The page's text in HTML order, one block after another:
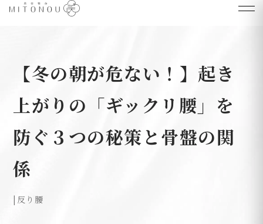
【冬の朝が危ない！】起き
上がりの「ギックリ腰」を
防ぐ３つの秘策と骨盤の関
係
| 反り腰